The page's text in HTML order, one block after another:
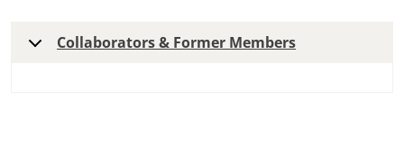
Collaborators & Former Members